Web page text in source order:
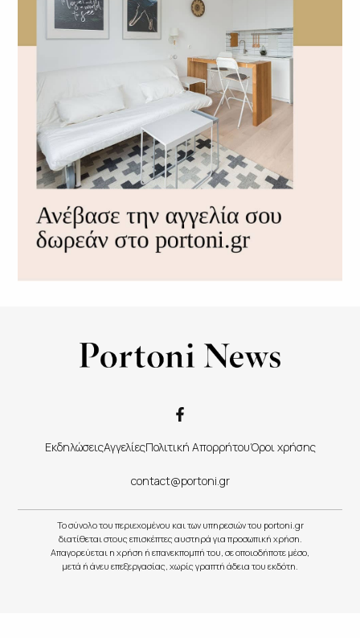
ΕκδηλώσειςΑγγελίεςΠολιτική ΑπορρήτουΌροι χρήσης
contact@portoni.gr
Το σύνολο του περιεχομένου και των υπηρεσιών του portoni.gr
διατίθεται στους επισκέπτες αυστηρά για προσωπική χρήση.
Απαγορεύεται η χρήση ή επανεκπομπή του, σε οποιοδήποτε μέσο,
μετά ή άνευ επεξεργασίας, χωρίς γραπτή άδεια του εκδότη.